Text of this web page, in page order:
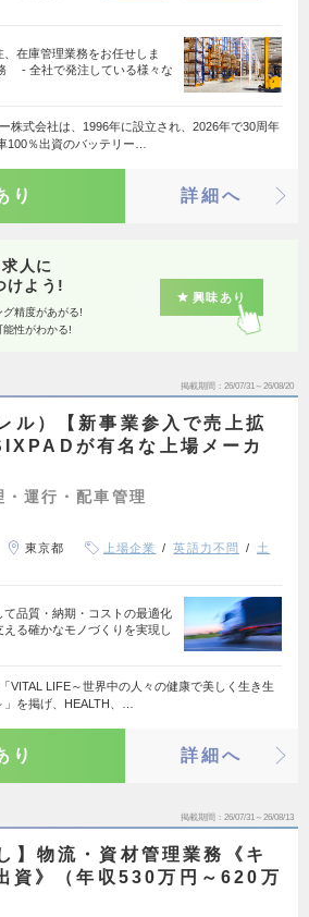
在庫管理業務をお任せしま
- 全社で発注している様々な
株式会社は、1996年に設立され、2026年で30周年
100％出資のバッテリー…
り 詳細へ
人に
けよう!
グ精度があがる!
能性がわかる!
興味あり
掲載期間 26/07/31～26/08/20
ル）【新事業参入で売上拡
が有名な上場メーカ
運行・配車管理
東京都 上場企業 英語力不問
土
品質・納期・コストの最適化
る確かなモノづくりを実現し
VITAL LIFE～世界中の人々の健康で美しく生き生
を掲げ、HEALTH、…
り 詳細へ
掲載期間 26/07/31～26/08/13
】物流・資材管理業務《キ
資》（年収530万円～620万